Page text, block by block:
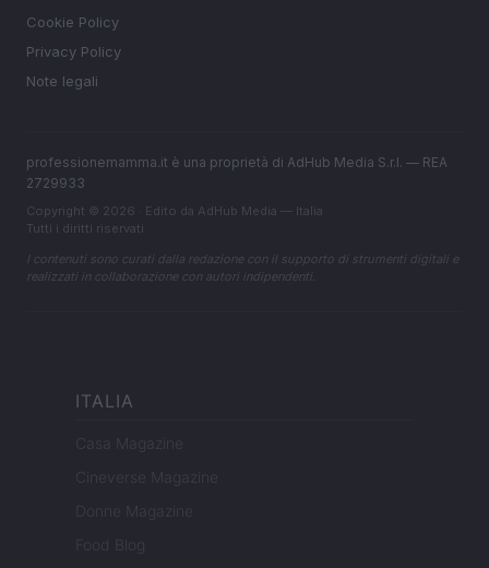
Cookie Policy
Privacy Policy
Note legali
professionemamma.it è una proprietà di AdHub Media S.r.l. — REA
2729933
Copyright © 2026 · Edito da AdHub Media — Italia
Tutti i diritti riservati
I contenuti sono curati dalla redazione con il supporto di strumenti digitali e
realizzati in collaborazione con autori indipendenti.
ITALIA
Casa Magazine
Cineverse Magazine
Donne Magazine
Food Blog